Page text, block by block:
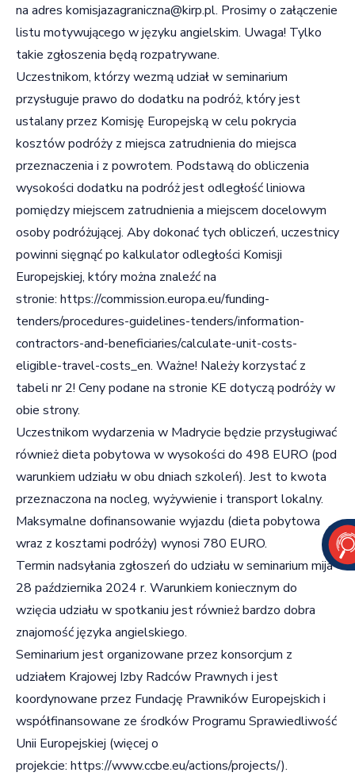
na adres komisjazagraniczna@kirp.pl. Prosimy o załączenie
listu motywującego w języku angielskim. Uwaga! Tylko
takie zgłoszenia będą rozpatrywane.
Uczestnikom, którzy wezmą udział w seminarium
przysługuje prawo do dodatku na podróż, który jest
ustalany przez Komisję Europejską w celu pokrycia
kosztów podróży z miejsca zatrudnienia do miejsca
przeznaczenia i z powrotem. Podstawą do obliczenia
wysokości dodatku na podróż jest odległość liniowa
pomiędzy miejscem zatrudnienia a miejscem docelowym
osoby podróżującej. Aby dokonać tych obliczeń, uczestnicy
powinni sięgnąć po kalkulator odległości Komisji
Europejskiej, który można znaleźć na
stronie: https://commission.europa.eu/funding-
tenders/procedures-guidelines-tenders/information-
contractors-and-beneficiaries/calculate-unit-costs-
eligible-travel-costs_en. Ważne! Należy korzystać z
tabeli nr 2! Ceny podane na stronie KE dotyczą podróży w
obie strony.
Uczestnikom wydarzenia w Madrycie będzie przysługiwać
również dieta pobytowa w wysokości do 498 EURO (pod
warunkiem udziału w obu dniach szkoleń). Jest to kwota
przeznaczona na nocleg, wyżywienie i transport lokalny.
Maksymalne dofinansowanie wyjazdu (dieta pobytowa
wraz z kosztami podróży) wynosi 780 EURO.
Termin nadsyłania zgłoszeń do udziału w seminarium mija
28 października 2024 r. Warunkiem koniecznym do
wzięcia udziału w spotkaniu jest również bardzo dobra
znajomość języka angielskiego.
Seminarium jest organizowane przez konsorcjum z
udziałem Krajowej Izby Radców Prawnych i jest
koordynowane przez Fundację Prawników Europejskich i
współfinansowane ze środków Programu Sprawiedliwość
Unii Europejskiej (więcej o
projekcie: https://www.ccbe.eu/actions/projects/).